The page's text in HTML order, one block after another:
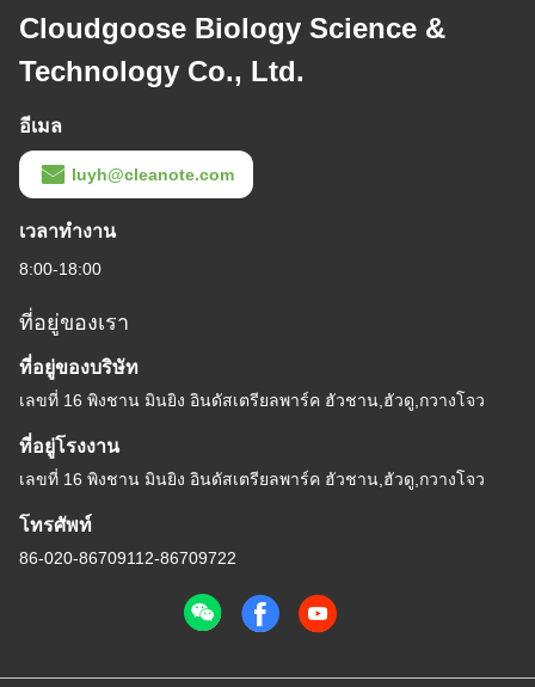
Cloudgoose Biology Science &
Technology Co., Ltd.
อีเมล
luyh@cleanote.com
เวลาทํางาน
8:00-18:00
ที่อยู่ของเรา
ที่อยู่ของบริษัท
เลขที่ 16 พิงชาน มินยิง อินดัสเตรียลพาร์ค ฮัวชาน,ฮัวดู,กวางโจว
ที่อยู่โรงงาน
เลขที่ 16 พิงชาน มินยิง อินดัสเตรียลพาร์ค ฮัวชาน,ฮัวดู,กวางโจว
โทรศัพท์
86-020-86709112-86709722